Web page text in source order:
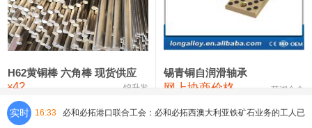
铸造铝合金锭(ZLD104) 24,300—24,500 24,400
压铸锌合金锭 26,500—26,700
氯化镍 38,300—40,300 39,300 0
H62黄铜棒 六角棒 现货供应
¥42 锦升发
锡青铜自润滑轴承
网上协商价格 芜湖合金
实时 16:33 必和必拓港口联合工会：必和必拓西澳大利亚铁矿石业务的工人已